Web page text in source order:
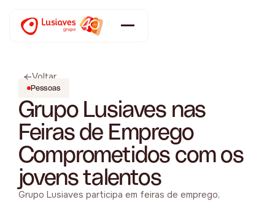
Voltar
Pessoas
Grupo Lusiaves nas
Feiras de Emprego
Comprometidos com os
jovens talentos
Grupo Lusiaves participa em feiras de emprego,